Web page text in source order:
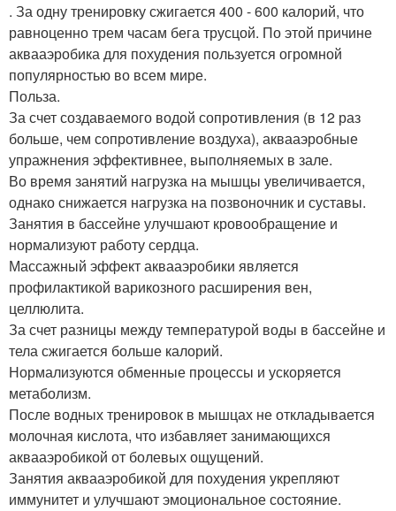
. За одну тренировку сжигается 400 - 600 калорий, что
равноценно трем часам бега трусцой. По этой причине
аквааэробика для похудения пользуется огромной
популярностью во всем мире.
Польза.
За счет создаваемого водой сопротивления (в 12 раз
больше, чем сопротивление воздуха), аквааэробные
упражнения эффективнее, выполняемых в зале.
Во время занятий нагрузка на мышцы увеличивается,
однако снижается нагрузка на позвоночник и суставы.
Занятия в бассейне улучшают кровообращение и
нормализуют работу сердца.
Массажный эффект аквааэробики является
профилактикой варикозного расширения вен,
целлюлита.
За счет разницы между температурой воды в бассейне и
тела сжигается больше калорий.
Нормализуются обменные процессы и ускоряется
метаболизм.
После водных тренировок в мышцах не откладывается
молочная кислота, что избавляет занимающихся
аквааэробикой от болевых ощущений.
Занятия аквааэробикой для похудения укрепляют
иммунитет и улучшают эмоциональное состояние.